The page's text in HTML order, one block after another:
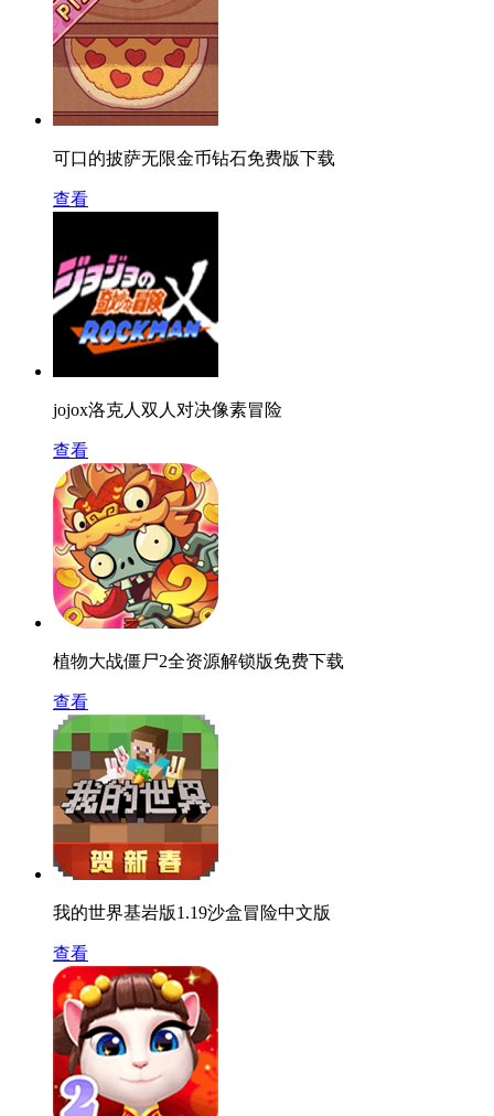
可口的披萨无限金币钻石免费版下载
查看
jojox洛克人双人对决像素冒险
查看
植物大战僵尸2全资源解锁版免费下载
查看
我的世界基岩版1.19沙盒冒险中文版
查看